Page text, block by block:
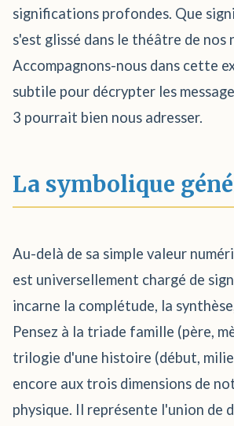
significations profondes. Que
s'est glissé dans le théâtre de nos
Accompagnons-nous dans cette
subtile pour décrypter les
3 pourrait bien nous adresser.
La symbolique
Au-delà de sa simple valeur
est universellement chargé de
incarne la complétude, la
Pensez à la triade famille (père,
trilogie d'une histoire (début,
encore aux trois dimensions de
physique. Il représente l'union de